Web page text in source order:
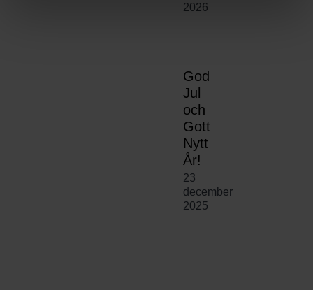
2026
God
Jul
och
Gott
Nytt
År!
23
december
2025